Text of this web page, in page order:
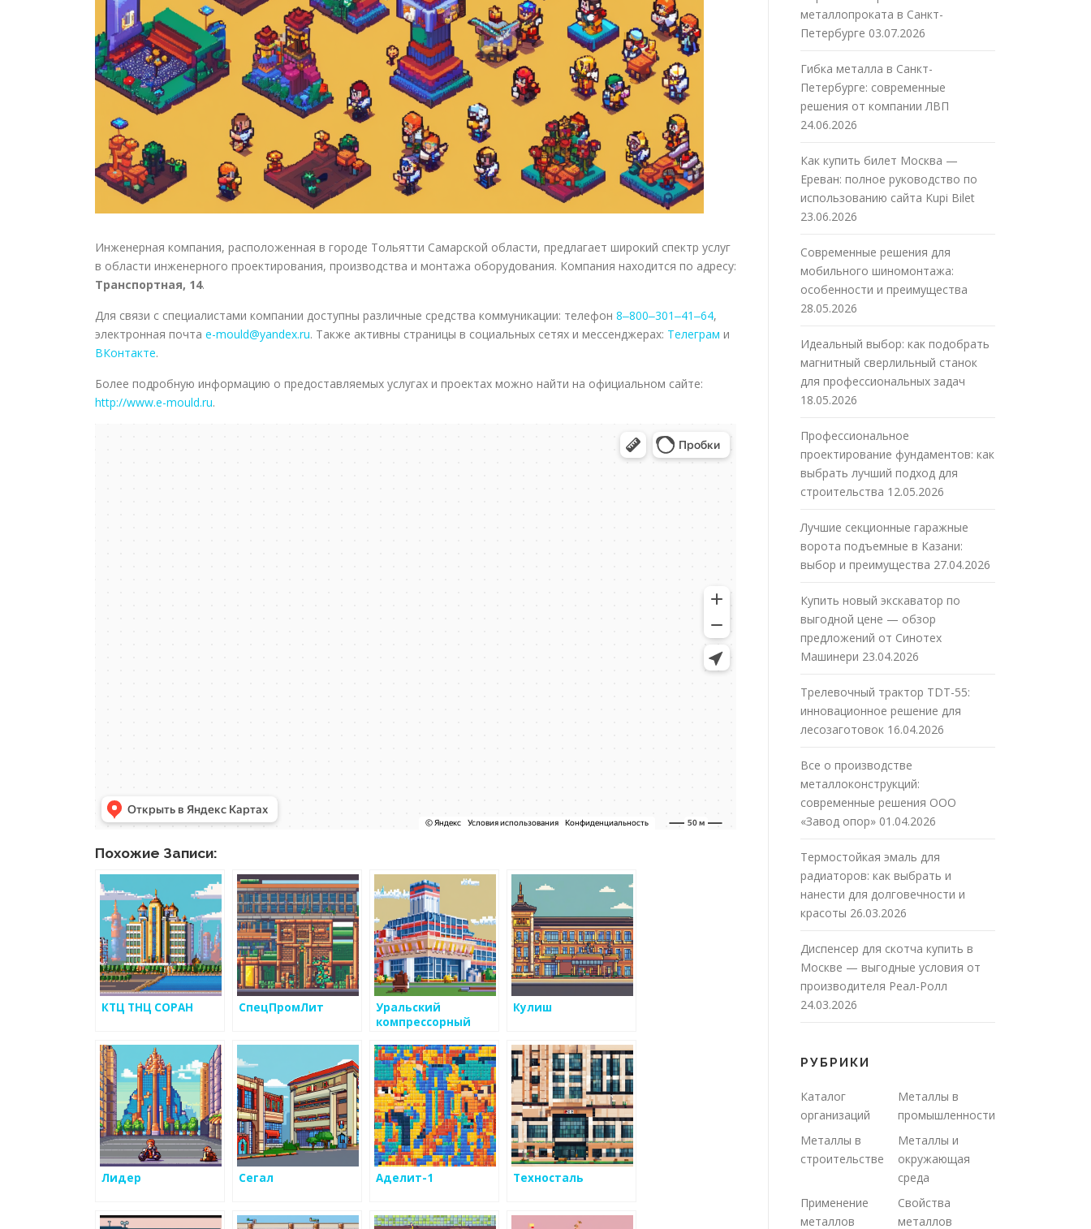
Инженерная компания, расположенная в городе Тольятти Самарской области, предлагает широкий спектр услуг
в области инженерного проектирования, производства и монтажа оборудования. Компания находится по адресу:
Транспортная, 14.
Для связи с специалистами компании доступны различные средства коммуникации: телефон 8‒800‒301‒41‒64,
электронная почта e-mould@yandex.ru. Также активны страницы в социальных сетях и мессенджерах: Телеграм и
ВКонтакте.
Более подробную информацию о предоставляемых услугах и проектах можно найти на официальном сайте:
http://www.e-mould.ru.
Похожие Записи:
КТЦ ТНЦ СОРАН СпецПромЛит
Уральский
компрессорный
Кулиш
Лидер Сегал Аделит-1 Техносталь
металлопроката в Санкт-
Петербурге 03.07.2026
Гибка металла в Санкт-
Петербурге: современные
решения от компании ЛВП
24.06.2026
Как купить билет Москва —
Ереван: полное руководство по
использованию сайта Kupi Bilet
23.06.2026
Современные решения для
мобильного шиномонтажа:
особенности и преимущества
28.05.2026
Идеальный выбор: как подобрать
магнитный сверлильный станок
для профессиональных задач
18.05.2026
Профессиональное
проектирование фундаментов: как
выбрать лучший подход для
строительства 12.05.2026
Лучшие секционные гаражные
ворота подъемные в Казани:
выбор и преимущества 27.04.2026
Купить новый экскаватор по
выгодной цене — обзор
предложений от Синотех
Машинери 23.04.2026
Трелевочный трактор TDT-55:
инновационное решение для
лесозаготовок 16.04.2026
Все о производстве
металлоконструкций:
современные решения ООО
«Завод опор» 01.04.2026
Термостойкая эмаль для
радиаторов: как выбрать и
нанести для долговечности и
красоты 26.03.2026
Диспенсер для скотча купить в
Москве — выгодные условия от
производителя Реал-Ролл
24.03.2026
РУБРИКИ
Каталог
организаций
Металлы в
промышленности
Металлы в
строительстве
Металлы и
окружающая
среда
Применение
металлов
Свойства
металлов